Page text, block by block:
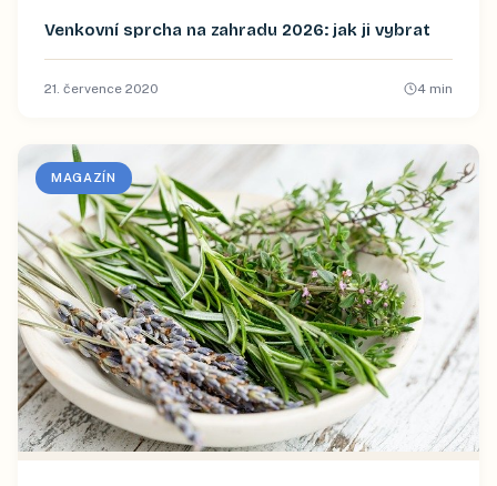
Venkovní sprcha na zahradu 2026: jak ji vybrat
21. července 2020 4 min
MAGAZÍN